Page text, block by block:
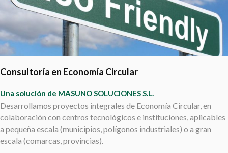
Legalización de instalaciones y trámites ambientales
Una solución de MASUNO SOLUCIONES S.L.
Te ayudamos a regularizar tus instalaciones y obtener tu
Autorización Ambiental Integrada o Licencia Ambiental. También
te ayudamos con cualquier trámite ambiental: Declaraciones y
Planes empresariales, evaluación de impacto ambiental, etc.